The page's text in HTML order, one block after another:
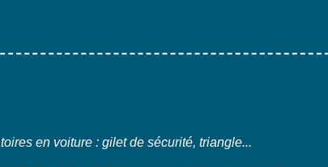
en voiture : gilet de sécurité, triangle...